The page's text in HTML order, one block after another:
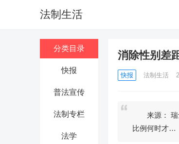
法制生活
分类目录
快报
普法宣传
法制专栏
法学
消除性别差
快报 法制生活
来源： 瑞
比例何时才…